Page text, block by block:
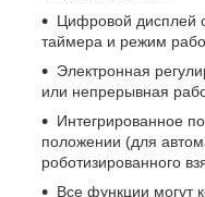
Цифровой дисплей
таймера и режим
Электронная
или непрерывная
Интегрированное
положении (для
роботизированного
Все функции могут